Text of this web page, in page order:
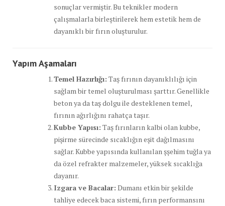
sonuçlar vermiştir. Bu teknikler modern
çalışmalarla birleştirilerek hem estetik hem de
dayanıklı bir fırın oluşturulur.
Yapım Aşamaları
Temel Hazırlığı: Taş fırının dayanıklılığı için
sağlam bir temel oluşturulması şarttır. Genellikle
beton ya da taş dolgu ile desteklenen temel,
fırının ağırlığını rahatça taşır.
Kubbe Yapısı: Taş fırınların kalbi olan kubbe,
pişirme sürecinde sıcaklığın eşit dağılmasını
sağlar. Kubbe yapısında kullanılan şşehim tuğla ya
da özel refrakter malzemeler, yüksek sıcaklığa
dayanır.
Izgara ve Bacalar: Dumanı etkin bir şekilde
tahliye edecek baca sistemi, fırın performansını